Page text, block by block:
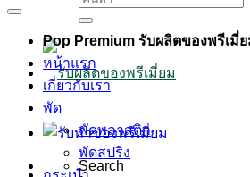
Search
Pop Premium รับผลิตของพรีเมี่
หน้าแรก
เกี่ยวกับเรา
พัด
พัดพลาสติก
พัดสปริง